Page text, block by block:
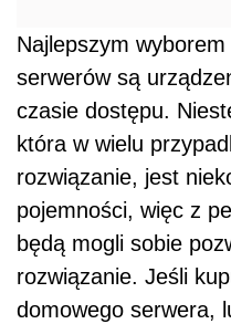
Najlepszym
serwerów są
czasie dostępu.
która w wielu
rozwiązanie, jest
pojemności, więc z
będą mogli sobie
rozwiązanie. Jeśli
domowego serwera,